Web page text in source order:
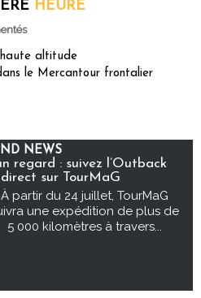
HEURE
altitude
le Mercantour frontalier
NEWS
regard : suivez l’Outback
sur TourMaG
À partir du 24 juillet, TourMaG
une expédition de plus de
5 000 kilomètres à travers...